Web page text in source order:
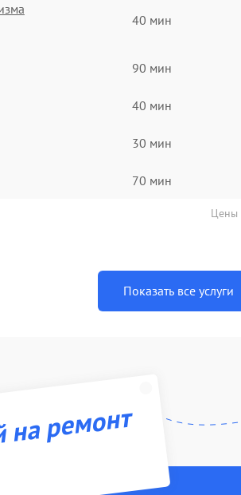
40 мин
90 мин
40 мин
30 мин
70 мин
Цены
Показать все услуги
ремонт